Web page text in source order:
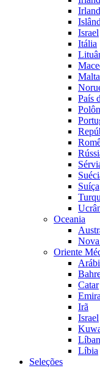
Israel
Itália
Malta
País
Suíça
Oceania
Oriente
Catar
Irã
Israel
Líbia
Seleções